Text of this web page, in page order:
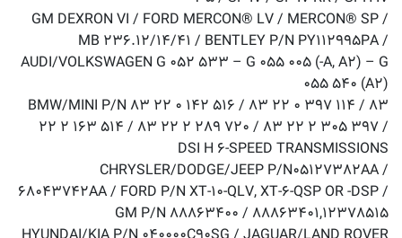
GM DEXRON VI / FORD MERCON® LV / MERCON® SP /
MB ۲۳۶.۱۲/۱۴/۴۱ / BENTLEY P/N PY۱۱۲۹۹۵PA /
AUDI/VOLKSWAGEN G ۰۵۲ ۵۳۳ – G ۰۵۵ ۰۰۵ (-A, A۲) – G
۰۵۵ ۵۴۰ (A۲)
BMW/MINI P/N ۸۳ ۲۲ ۰ ۱۴۲ ۵۱۶ / ۸۳ ۲۲ ۰ ۳۹۷ ۱۱۴ / ۸۳
۲۲ ۲ ۱۶۳ ۵۱۴ / ۸۳ ۲۲ ۲ ۲۸۹ ۷۲۰ / ۸۳ ۲۲ ۲ ۳۰۵ ۳۹۷ /
DSI H ۶-SPEED TRANSMISSIONS
CHRYSLER/DODGE/JEEP P/N۰۵۱۲۷۳۸۲AA /
۶۸۰۴۳۷۴۲AA / FORD P/N XT-۱۰-QLV, XT-۶-QSP OR -DSP /
GM P/N ۸۸۸۶۳۴۰۰ / ۸۸۸۶۳۴۰۱,۱۲۳۷۸۵۱۵